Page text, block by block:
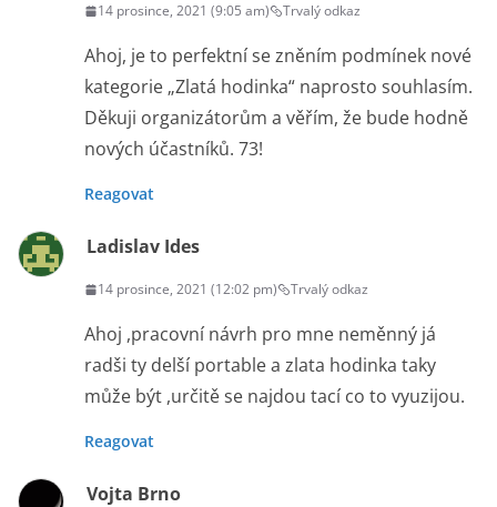
14 prosince, 2021 (9:05 am) Trvalý odkaz
Ahoj, je to perfektní se zněním podmínek nové
kategorie „Zlatá hodinka“ naprosto souhlasím.
Děkuji organizátorům a věřím, že bude hodně
nových účastníků. 73!
Reagovat
Ladislav Ides
14 prosince, 2021 (12:02 pm) Trvalý odkaz
Ahoj ,pracovní návrh pro mne neměnný já
radši ty delší portable a zlata hodinka taky
může být ,určitě se najdou tací co to vyuzijou.
Reagovat
Vojta Brno